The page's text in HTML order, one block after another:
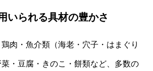
いられる具材の豊かさ
肉・魚介類（海老・穴子・はまぐり
・豆腐・きのこ・餅類など、多数の